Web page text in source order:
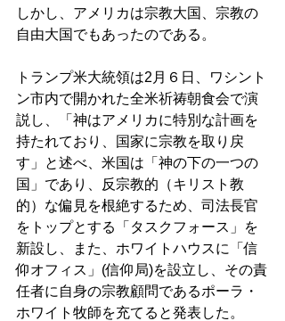
しかし、アメリカは宗教大国、宗教の
自由大国でもあったのである。
トランプ米大統領は2月６日、ワシント
ン市内で開かれた全米祈祷朝食会で演
説し、「神はアメリカに特別な計画を
持たれており、国家に宗教を取り戻
す」と述べ、米国は「神の下の一つの
国」であり、反宗教的（キリスト教
的）な偏見を根絶するため、司法長官
をトップとする「タスクフォース」を
新設し、また、ホワイトハウスに「信
仰オフィス」(信仰局)を設立し、その責
任者に自身の宗教顧問であるポーラ・
ホワイト牧師を充てると発表した。